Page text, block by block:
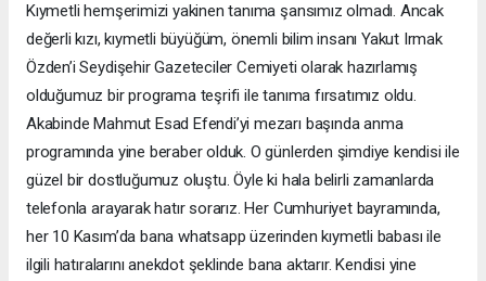
Kıymetli hemşerimizi yakinen tanıma şansımız olmadı. Ancak
değerli kızı, kıymetli büyüğüm, önemli bilim insanı Yakut Irmak
Özden’i Seydişehir Gazeteciler Cemiyeti olarak hazırlamış
olduğumuz bir programa teşrifi ile tanıma fırsatımız oldu.
Akabinde Mahmut Esad Efendi’yi mezarı başında anma
programında yine beraber olduk. O günlerden şimdiye kendisi ile
güzel bir dostluğumuz oluştu. Öyle ki hala belirli zamanlarda
telefonla arayarak hatır sorarız. Her Cumhuriyet bayramında,
her 10 Kasım’da bana whatsapp üzerinden kıymetli babası ile
ilgili hatıralarını anekdot şeklinde bana aktarır. Kendisi yine